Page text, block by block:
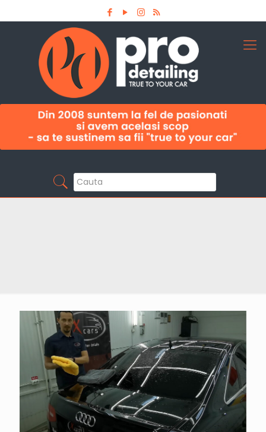
Aboneaza-te la newsletter
Pro Detailing
Sunt primul care afla noutatile din domeniu la